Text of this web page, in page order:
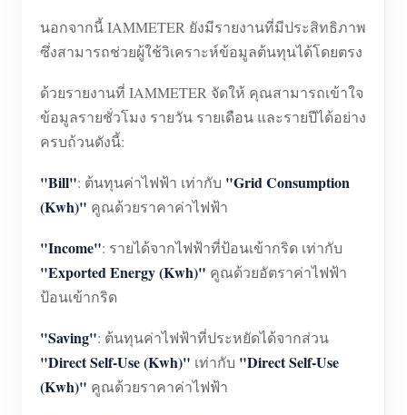
นอกจากนี้ IAMMETER ยังมีรายงานที่มีประสิทธิภาพ
ซึ่งสามารถช่วยผู้ใช้วิเคราะห์ข้อมูลต้นทุนได้โดยตรง
ด้วยรายงานที่ IAMMETER จัดให้ คุณสามารถเข้าใจ
ข้อมูลรายชั่วโมง รายวัน รายเดือน และรายปีได้อย่าง
ครบถ้วนดังนี้:
"Bill": ต้นทุนค่าไฟฟ้า เท่ากับ "Grid Consumption
(Kwh)" คูณด้วยราคาค่าไฟฟ้า
"Income": รายได้จากไฟฟ้าที่ป้อนเข้ากริด เท่ากับ
"Exported Energy (Kwh)" คูณด้วยอัตราค่าไฟฟ้า
ป้อนเข้ากริด
"Saving": ต้นทุนค่าไฟฟ้าที่ประหยัดได้จากส่วน
"Direct Self-Use (Kwh)" เท่ากับ "Direct Self-Use
(Kwh)" คูณด้วยราคาค่าไฟฟ้า